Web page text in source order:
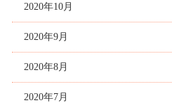
2020年10月
2020年9月
2020年8月
2020年7月